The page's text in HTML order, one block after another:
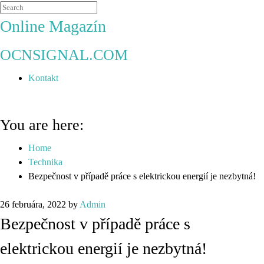
Online Magazín
OCNSIGNAL.COM
Kontakt
You are here:
Home
Technika
Bezpečnost v případě práce s elektrickou energií je nezbytná!
26 februára, 2022 by Admin
Bezpečnost v případě práce s
elektrickou energií je nezbytná!